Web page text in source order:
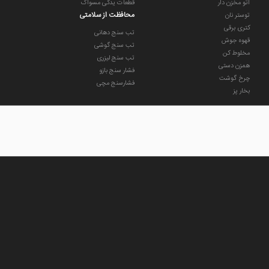
اتو مخزن دار
توستر نان
کتری برقی
قهوه جوش
مخلوط کن
همزن دستی
چرخ گوشت
بخار پز
قطعات یدکی مسواک
محافظت از سلامتی
تب سنج دهانی
تب سنج گوشی
تب سنج لیزری
فشار سنج بازو
فشارسنج مچی